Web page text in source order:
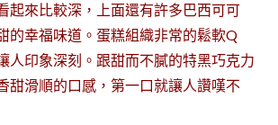
起來比較深，上面還有許多巴西可可
的幸福味道。蛋糕組織非常的鬆軟Q
人印象深刻。跟甜而不膩的特黑巧克力
甜滑順的口感，第一口就讓人讚嘆不